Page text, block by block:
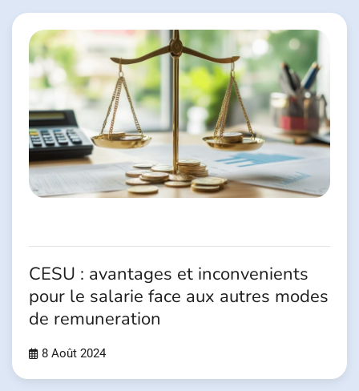
CESU : avantages et inconvenients
pour le salarie face aux autres modes
de remuneration
8 Août 2024